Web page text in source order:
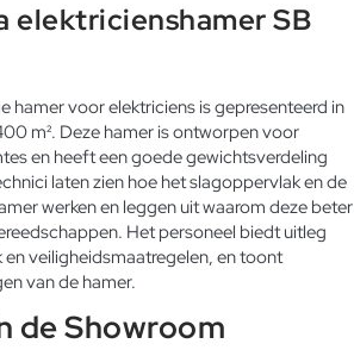
elektricienshamer SB
hamer voor elektriciens is gepresenteerd in
m². Deze hamer is ontworpen voor
en heeft een goede gewichtsverdeling
laten zien hoe het slagoppervlak en de
werken en leggen uit waarom deze beter
Het personeel biedt uitleg
veiligheidsmaatregelen, en toont
van de hamer.
de Showroom